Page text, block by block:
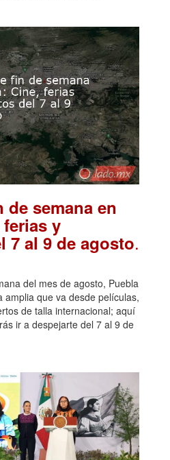
semana en
y
7 al 9 de agosto.
del mes de agosto, Puebla
amplia que va desde películas,
de talla internacional; aquí
ir a despejarte del 7 al 9 de